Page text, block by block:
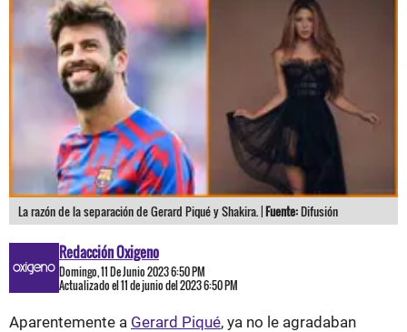
La razón de la separación de Gerard Piqué y Shakira. |Fuente:Difusión
Redacción Oxigeno
Domingo, 11 De Junio 2023 6:50 PM
Actualizado el 11 de junio del 2023 6:50 PM
Aparentemente a Gerard Piqué, ya no le agradaban